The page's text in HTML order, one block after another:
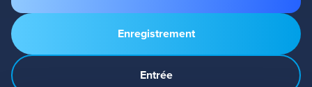
Enregistrement
Entrée